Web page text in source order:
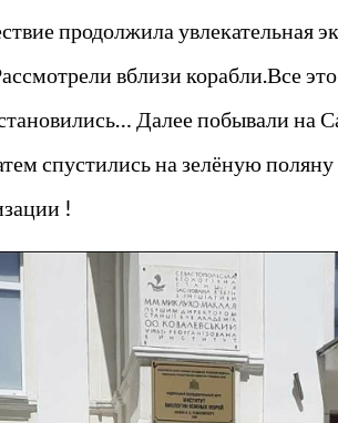
продолжила увлекательная
вблизи корабли.Все
Далее побывали
спустились на зелёную
!